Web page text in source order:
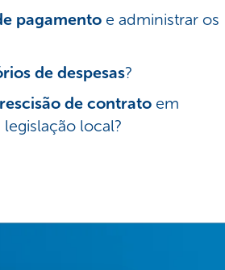
pagamentoe administrar os
de despesas?
de contratoem
local?